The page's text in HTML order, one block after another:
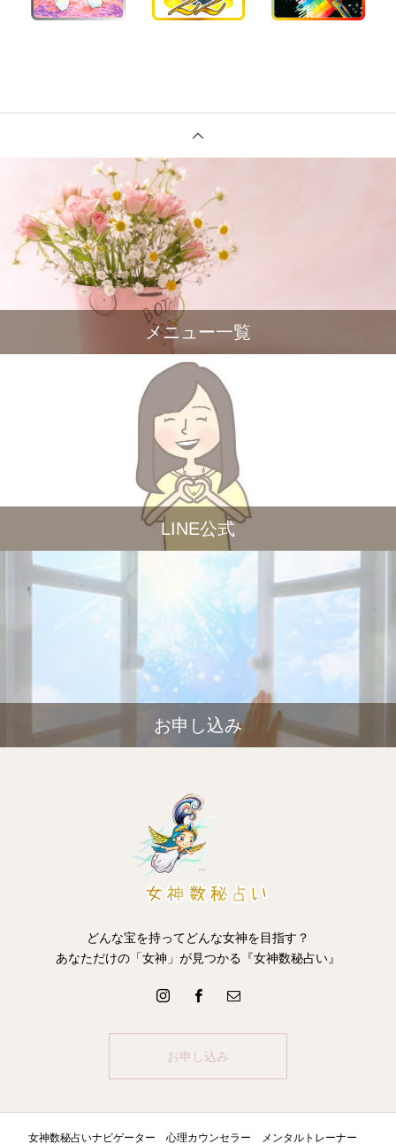
メニュー一覧
LINE公式
お申し込み
どんな宝を持ってどんな女神を目指す？
あなただけの「女神」が見つかる『女神数秘占い』
お申し込み
女神数秘占いナビゲーター 心理カウンセラー メンタルトレーナー